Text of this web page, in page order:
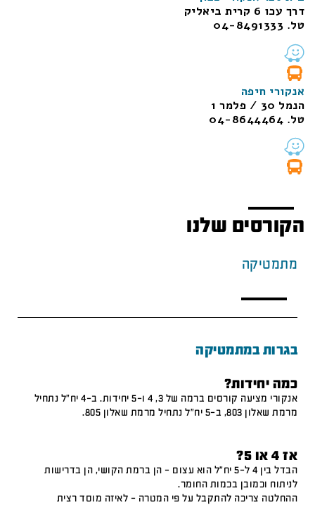
דרך עכו 6 קרית ביאליק
טל. 04-8491333
אנקורי חיפה
הנמל 30 / פלמר 1
טל. 04-8644464
הקורסים שלנו
מתמטיקה
בגרות במתמטיקה
כמה יחידות?
אנקורי מציעה קורסים ברמה של 3, 4 ו-5 יחידות. ב-4 יח"ל נתחיל
מרמת שאלון 803, ב-5 יח"ל נתחיל מרמת שאלון 805.
אז 4 או 5?
הבדל בין 4 ל-5 יח"ל הוא עצום – הן ברמת הקושי, הן בדרישות
לניתוח וכמובן בכמות החומר.
ההחלטה צריכה להתקבל על פי המטרה – לאיזה מוסד רצית